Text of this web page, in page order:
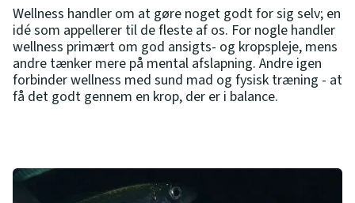
Wellness handler om at gøre noget godt for sig selv; en
idé som appellerer til de fleste af os. For nogle handler
wellness primært om god ansigts- og kropspleje, mens
andre tænker mere på mental afslapning. Andre igen
forbinder wellness med sund mad og fysisk træning - at
få det godt gennem en krop, der er i balance.